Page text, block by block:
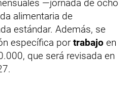
—jornada de ocho
alimentaria de
estándar. Además, se
específica por trabajo en
que será revisada en